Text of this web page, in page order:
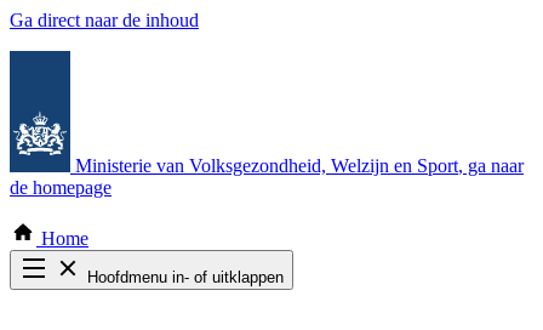
Ga direct naar de inhoud
Ministerie van Volksgezondheid, Welzijn en Sport, ga naar
de homepage
Home
Hoofdmenu in- of uitklappen